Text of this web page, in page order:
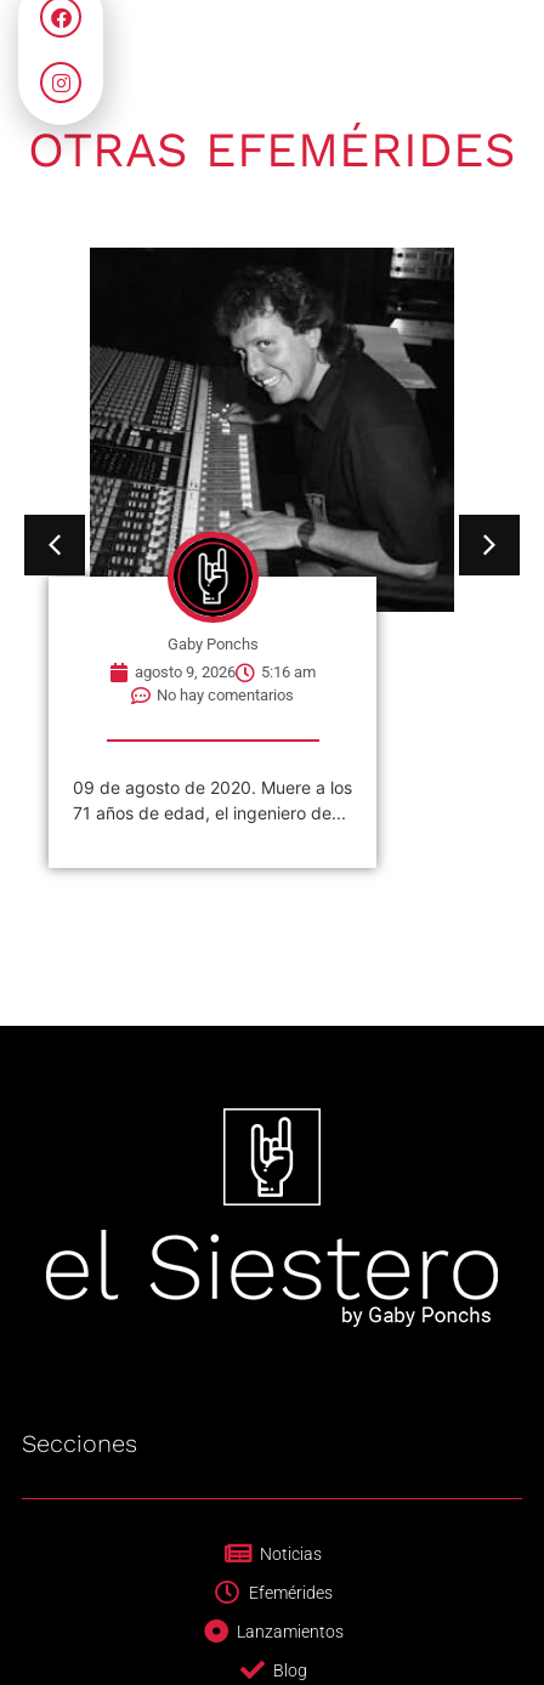
OTRAS EFEMÉRIDES
Gaby Ponchs
agosto 9, 2026
5:16 am
No hay comentarios
09 de agosto de 2020. Muere a los
71 años de edad, el ingeniero de...
Secciones
Noticias
Efemérides
Lanzamientos
Blog